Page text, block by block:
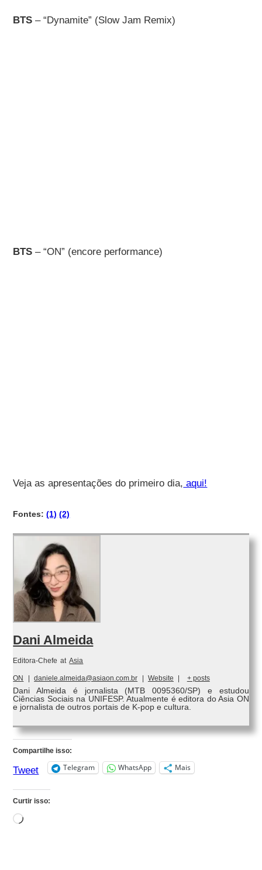
BTS – “Dynamite” (Slow Jam Remix)
BTS – “ON” (encore performance)
Veja as apresentações do primeiro dia, aqui!
Fontes:(1) (2)
Dani Almeida
Editora-Chefe at Asia
ON | daniele.almeida@asiaon.com.br | Website | + posts
Dani Almeida é jornalista (MTB 0095360/SP) e estudou
Ciências Sociais na UNIFESP. Atualmente é editora do Asia ON
e jornalista de outros portais de K-pop e cultura.
Compartilhe isso:
Tweet Telegram WhatsApp Mais
Curtir isso:
Carregando...